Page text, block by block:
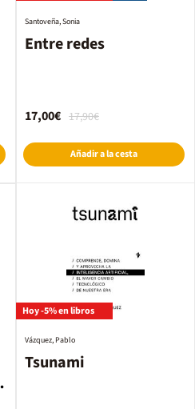
Entre redes
Santoveña, Sonia
17,90€
17,00€
Añadir a la cesta
Hoy -5% en libros
Tsunami
Vázquez, Pablo